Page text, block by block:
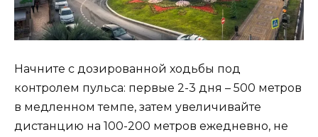
Начните с дозированной ходьбы под
контролем пульса: первые 2-3 дня – 500 метров
в медленном темпе, затем увеличивайте
дистанцию на 100-200 метров ежедневно, не